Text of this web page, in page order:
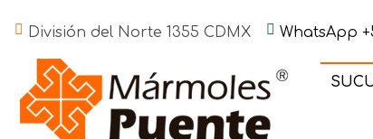
División del Norte 1355 CDMX WhatsApp